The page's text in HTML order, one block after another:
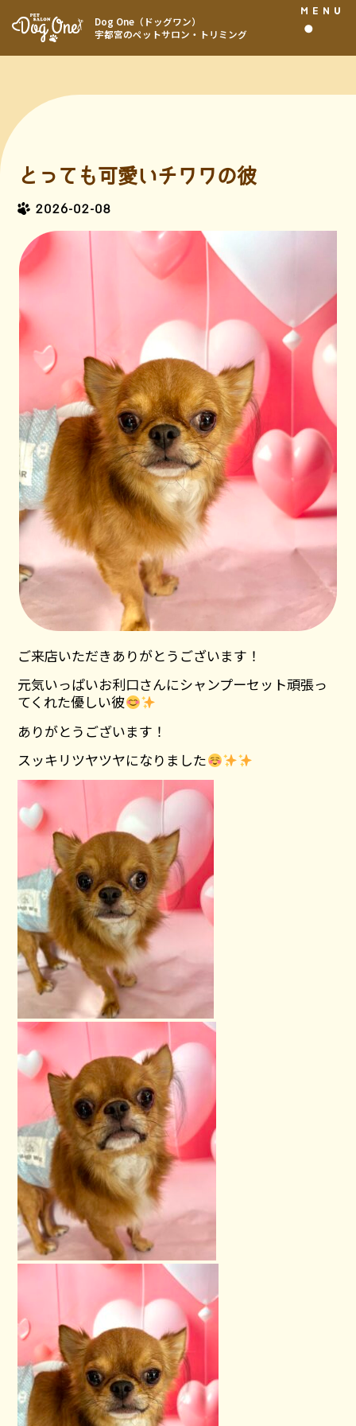
Dog One（ドッグワン）
宇都宮のペットサロン・トリミング
MENU
とっても可愛いチワワの彼
2026-02-08
ご来店いただきありがとうございます！
元気いっぱいお利口さんにシャンプーセット頑張っ
てくれた優しい彼
ありがとうございます！
スッキリツヤツヤになりました